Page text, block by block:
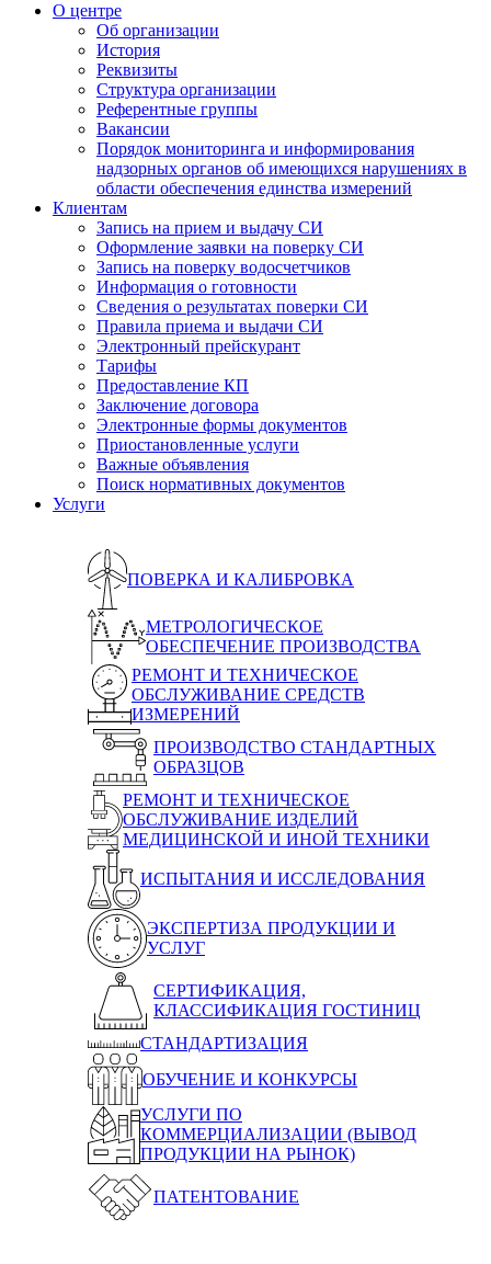
О центре
Об организации
История
Реквизиты
Структура организации
Референтные группы
Вакансии
Порядок мониторинга и информирования
надзорных органов об имеющихся нарушениях в
области обеспечения единства измерений
Клиентам
Запись на прием и выдачу СИ
Оформление заявки на поверку СИ
Запись на поверку водосчетчиков
Информация о готовности
Сведения о результатах поверки СИ
Правила приема и выдачи СИ
Электронный прейскурант
Тарифы
Предоставление КП
Заключение договора
Электронные формы документов
Приостановленные услуги
Важные объявления
Поиск нормативных документов
Услуги
ПОВЕРКА И КАЛИБРОВКА
МЕТРОЛОГИЧЕСКОЕ
ОБЕСПЕЧЕНИЕ ПРОИЗВОДСТВА
РЕМОНТ И ТЕХНИЧЕСКОЕ
ОБСЛУЖИВАНИЕ СРЕДСТВ
ИЗМЕРЕНИЙ
ПРОИЗВОДСТВО СТАНДАРТНЫХ
ОБРАЗЦОВ
РЕМОНТ И ТЕХНИЧЕСКОЕ
ОБСЛУЖИВАНИЕ ИЗДЕЛИЙ
МЕДИЦИНСКОЙ И ИНОЙ ТЕХНИКИ
ИСПЫТАНИЯ И ИССЛЕДОВАНИЯ
ЭКСПЕРТИЗА ПРОДУКЦИИ И
УСЛУГ
СЕРТИФИКАЦИЯ,
КЛАССИФИКАЦИЯ ГОСТИНИЦ
СТАНДАРТИЗАЦИЯ
ОБУЧЕНИЕ И КОНКУРСЫ
УСЛУГИ ПО
КОММЕРЦИАЛИЗАЦИИ (ВЫВОД
ПРОДУКЦИИ НА РЫНОК)
ПАТЕНТОВАНИЕ